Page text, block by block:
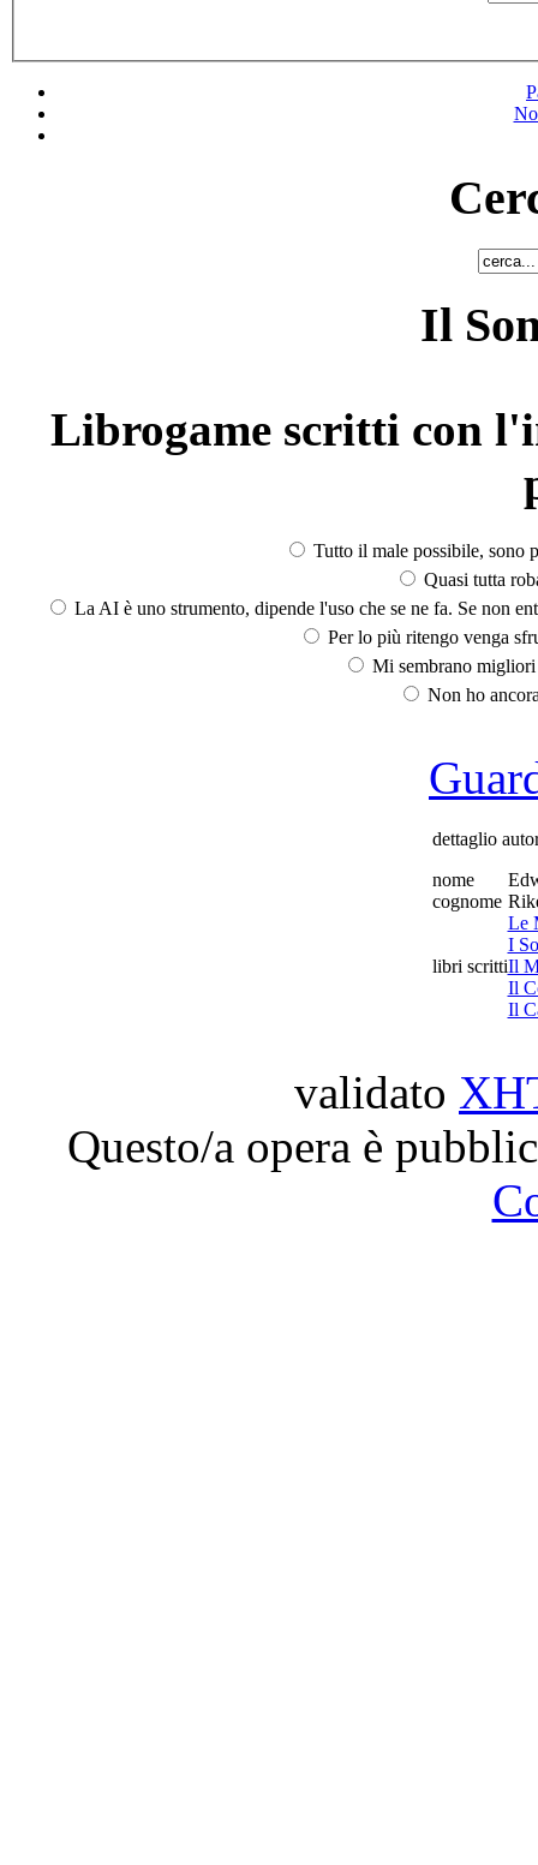
Il
Librogame scritti con
Tutto il male possibile, sono
Quasi tutta
La AI è uno strumento, dipende l'uso che se ne fa. Se non
Per lo più ritengo venga
Mi sembrano
Non ho
dettaglio
nome
cognome
libri scritti
Le
I
Il
Il
Il
validato
Questo/a opera è